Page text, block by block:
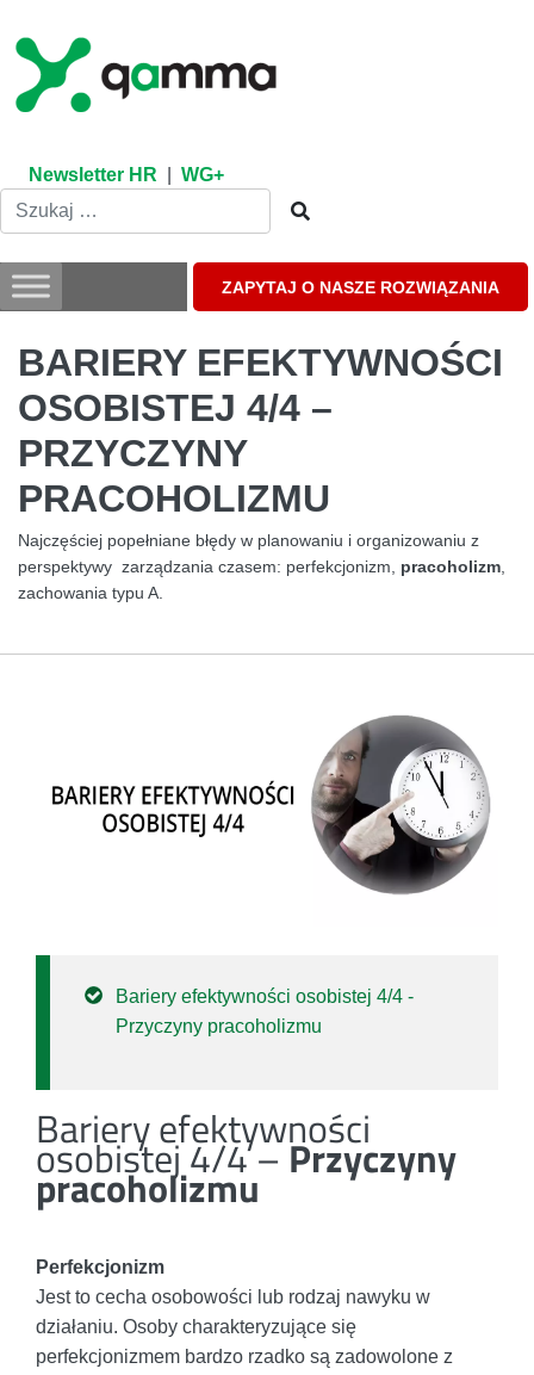
content
Newsletter HR WG+
ZAPYTAJ O NASZE ROZWIĄZANIA
BARIERY EFEKTYWNOŚCI
OSOBISTEJ 4/4 –
PRZYCZYNY
PRACOHOLIZMU
Najczęściej popełniane błędy w planowaniu i organizowaniu z
perspektywy zarządzania czasem: perfekcjonizm, pracoholizm
zachowania typu A.
Bariery efektywności osobistej 4/4 -
Przyczyny pracoholizmu
Bariery efektywności
osobistej 4/4 –Przyczyny
pracoholizmu
Perfekcjonizm
Jest to cecha osobowości lub rodzaj nawyku w
działaniu. Osoby charakteryzujące się
perfekcjonizmem bardzo rzadko są zadowolone z